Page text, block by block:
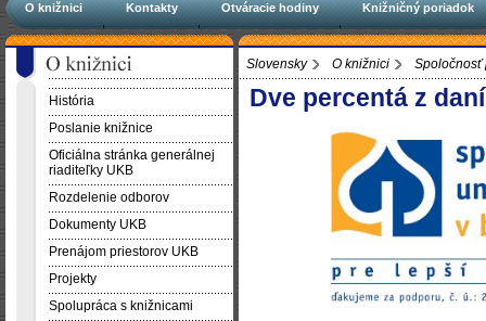
O knižnici Kontakty Otváracie hodiny Knižničný poriadok
Slovensky O knižnici Spoločnosť
Dve percentá z daní
História
Poslanie knižnice
Oficiálna stránka generálnej
riaditeľky UKB
Rozdelenie odborov
Dokumenty UKB
Prenájom priestorov UKB
Projekty
Spolupráca s knižnicami